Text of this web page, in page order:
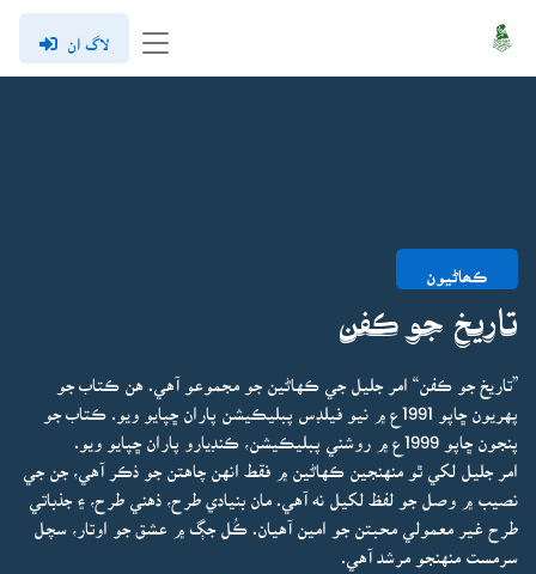
لاگ ان
ڪھاڻيون
تاريخ جو ڪفن
”تاريخ جو ڪفن“ امر جليل جي ڪهاڻين جو مجموعو آهي. هن ڪتاب جو
پهريون ڇاپو 1991ع ۾ نيو فيلڊس پبليڪيشن پاران ڇپايو ويو. ڪتاب جو
پنجون ڇاپو 1999ع ۾ روشني پبليڪيشن، ڪنڊيارو پاران ڇپايو ويو.
امر جليل لکي ٿو منهنجين ڪهاڻين ۾ فقط انهن چاهتن جو ذڪر آهي، جن جي
نصيب ۾ وصل جو لفظ لکيل نه آهي. مان بنيادي طرح، ذهني طرح، ۽ جذباتي
طرح غير معمولي محبتن جو امين آهيان. ڪُل جڳ ۾ عشق جو اوتار، سچل
سرمست منهنجو مرشد آهي.